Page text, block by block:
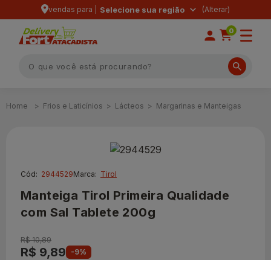
vendas para | Selecione sua região
0
Frios e Laticínios Lácteos Margarinas e Manteigas
Cód: 2944529Marca: Tirol
Manteiga Tirol Primeira Qualidade
com Sal Tablete 200g
R$ 10,89
R$ 9,89 -9%